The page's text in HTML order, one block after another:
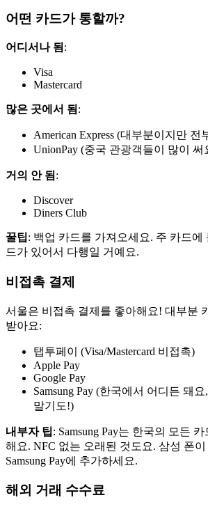
어떤 카드가 통할까?
어디서나 됨 :
Visa
Mastercard
많은 곳에서 됨 :
American Express (대부분이지만 전
UnionPay (중국 관광객들이 많이 써
거의 안 됨 :
Discover
Diners Club
꿀팁: 백업 카드를 가져오세요. 주 카드에
드가 있어서 다행일 거예요.
비접촉 결제
서울은 비접촉 결제를 좋아해요! 대부분
받아요:
탭투페이 (Visa/Mastercard 비접촉)
Apple Pay
Google Pay
Samsung Pay (한국에서 어디든 돼
말기도!)
내부자 팁: Samsung Pay는 한국의 모든
해요. NFC 없는 오래된 것도요. 삼성 폰
Samsung Pay에 추가하세요.
해외 거래 수수료